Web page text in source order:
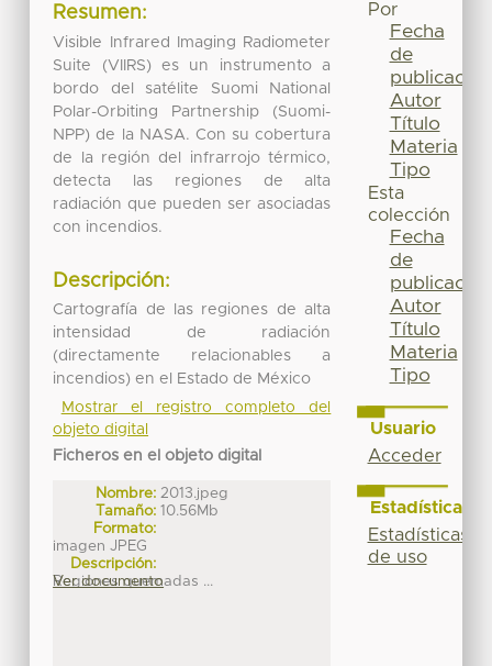
Resumen:
Visible Infrared Imaging Radiometer
Suite (VIIRS) es un instrumento a
bordo del satélite Suomi National
Polar-Orbiting Partnership (Suomi-
NPP) de la NASA. Con su cobertura
de la región del infrarrojo térmico,
detecta las regiones de alta
radiación que pueden ser asociadas
con incendios.
Descripción:
Cartografía de las regiones de alta
intensidad de radiación
(directamente relacionables a
incendios) en el Estado de México
Mostrar el registro completo del
objeto digital
Ficheros en el objeto digital
Nombre: 2013.jpeg
Tamaño: 10.56Mb
Formato:
imagen JPEG
Descripción:
Regiones quemadas ...
Ver documento
Por
Fecha
de
publicación
Autor
Título
Materia
Tipo
Esta
colección
Fecha
de
publicación
Autor
Título
Materia
Tipo
Usuario
Acceder
Estadísticas
Estadísticas
de uso